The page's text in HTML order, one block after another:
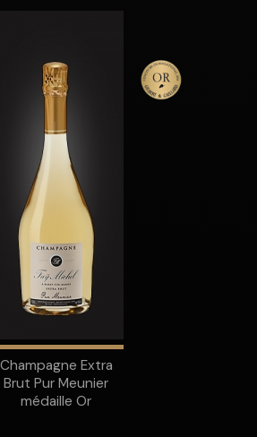
Champagne Extra
Brut Pur Meunier
médaille Or